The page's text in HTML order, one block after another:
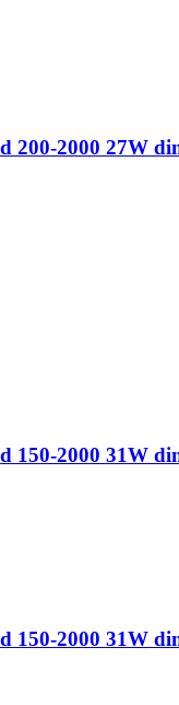
200-2000 27W
150-2000 31W
150-2000 31W